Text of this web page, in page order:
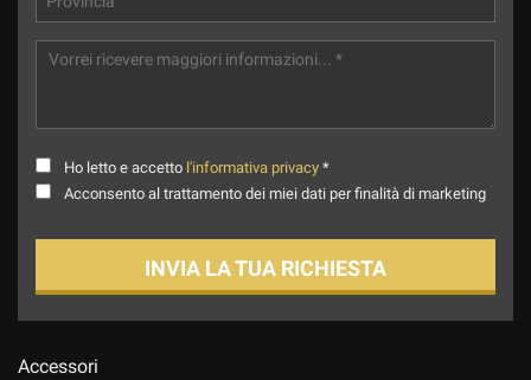
Ho letto e accetto l'informativa privacy *
Acconsento al trattamento dei miei dati per finalità di marketing
INVIA LA TUA RICHIESTA
Accessori